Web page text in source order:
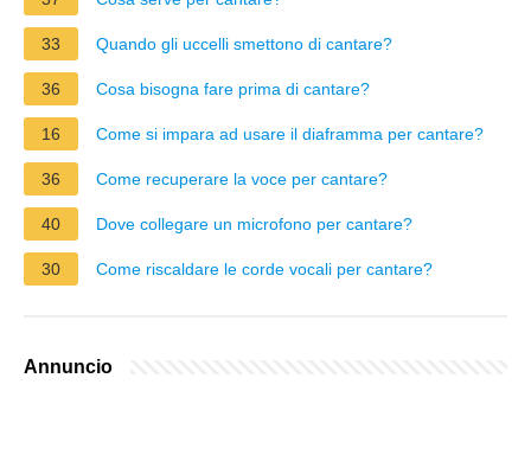
33 Quando gli uccelli smettono di cantare?
36 Cosa bisogna fare prima di cantare?
16 Come si impara ad usare il diaframma per cantare?
36 Come recuperare la voce per cantare?
40 Dove collegare un microfono per cantare?
30 Come riscaldare le corde vocali per cantare?
Annuncio